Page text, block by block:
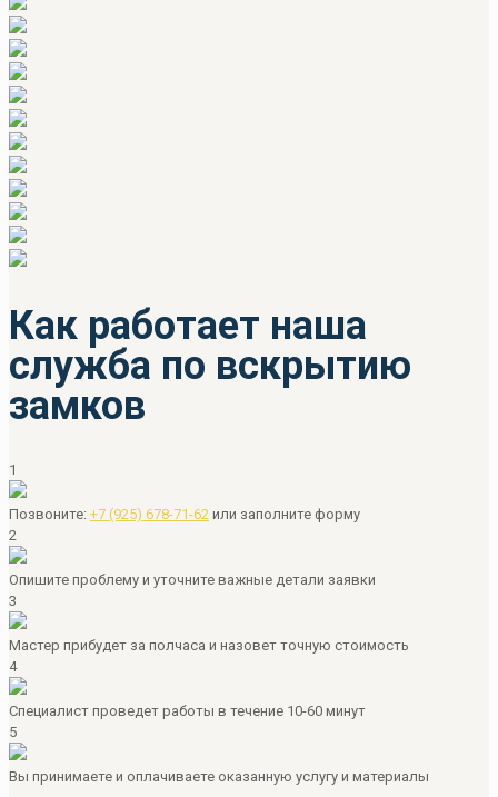
Как работает наша
служба по вскрытию
замков
1
Позвоните: +7 (925) 678-71-62 или заполните форму
2
Опишите проблему и уточните важные детали заявки
3
Мастер прибудет за полчаса и назовет точную стоимость
4
Специалист проведет работы в течение 10-60 минут
5
Вы принимаете и оплачиваете оказанную услугу и материалы